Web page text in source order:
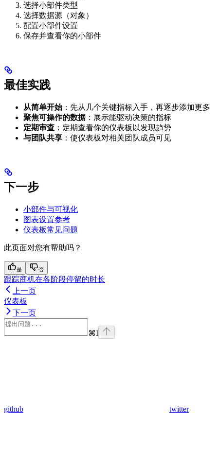
选择小部件类型
选择数据源（对象）
配置小部件设置
保存并查看你的小部件
最佳实践
从简单开始：先从几个关键指标入手，再逐步添加更多
聚焦可操作的数据：展示能驱动决策的指标
定期审查 ：定期查看你的仪表板以发现趋势
与团队共享 ：使仪表板对相关团队成员可见
下一步
小部件与可视化
图表设置参考
仪表板常见问题
此页面对您有帮助吗？
是 否
跟踪商机在各阶段停留的时长
上一页
仪表板
下一页
⌘I
github twitter